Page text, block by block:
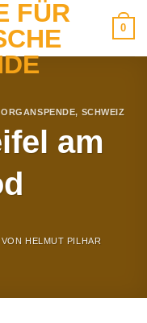
0
, SCHWEIZ
am
VON HELMUT PILHAR